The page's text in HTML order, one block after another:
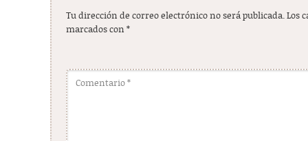
Tu dirección de correo electrónico no será publicada. Los
marcados con*
Comentario*